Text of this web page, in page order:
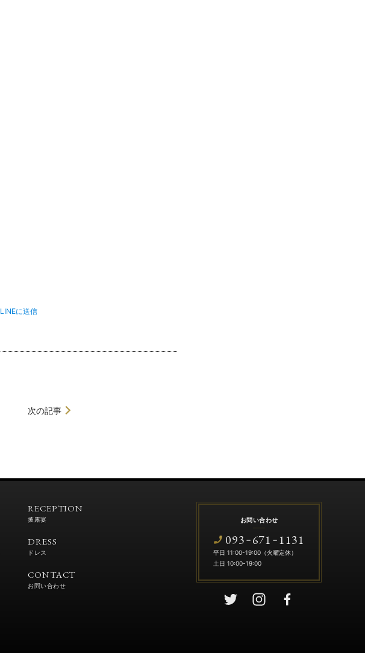
LINEに送信
次の記事
RECEPTION
披露宴
DRESS
ドレス
CONTACT
お問い合わせ
お問い合わせ
093-671 -1131
平日 11:00-19:00（火曜定休）
土日 10:00-19:00